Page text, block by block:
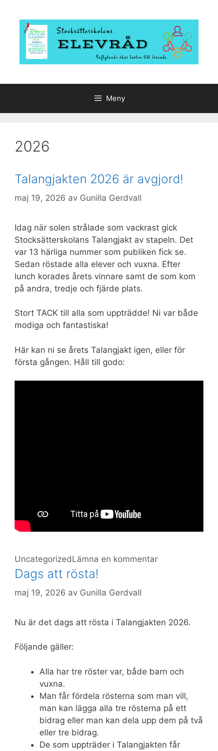
innehåll
Meny
2026
Talangjakten 2026 är avgjord!
maj 19, 2026 av Gunilla Gerdvall
Idag när solen strålade som vackrast gick
Stocksätterskolans Talangjakt av stapeln. Det
var 13 härliga nummer som publiken fick se.
Sedan röstade alla elever och vuxna. Efter
lunch korades årets vinnare samt de som kom
på andra, tredje och fjärde plats.
Stort TACK till alla som uppträdde! Ni var både
modiga och fantastiska!
Här kan ni se årets Talangjakt igen, eller för
första gången. Håll till godo:
Kategorier
UncategorizedLämna en kommentar
Dags att rösta!
maj 19, 2026 av Gunilla Gerdvall
Nu är det dags att rösta i Talangjakten 2026.
Följande gäller:
Alla har tre röster var, både barn och
vuxna.
Man får fördela rösterna som man vill,
man kan lägga alla tre rösterna på ett
bidrag eller man kan dela upp dem på två
eller tre bidrag.
De som uppträder i Talangjakten får